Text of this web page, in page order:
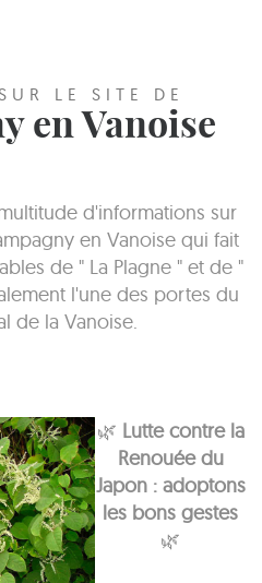
LE SITE DE
en Vanoise
d'informations sur
en Vanoise qui fait
de " La Plagne " et de "
l'une des portes du
de la Vanoise.
🌿 Lutte contre la
Renouée du
Japon : adoptons
les bons gestes
🌿